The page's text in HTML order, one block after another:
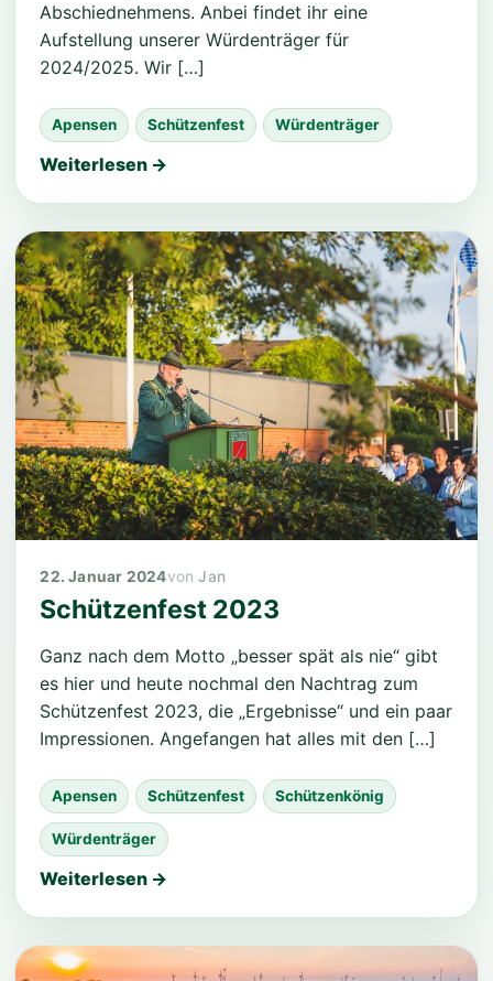
Abschiednehmens. Anbei findet ihr eine
Aufstellung unserer Würdenträger für
2024/2025. Wir […]
Apensen Schützenfest Würdenträger
Weiterlesen →
22. Januar 2024 Jan
Schützenfest 2023
Ganz nach dem Motto „besser spät als nie“ gibt
es hier und heute nochmal den Nachtrag zum
Schützenfest 2023, die „Ergebnisse“ und ein paar
Impressionen. Angefangen hat alles mit den […]
Apensen Schützenfest Schützenkönig
Würdenträger
Weiterlesen →